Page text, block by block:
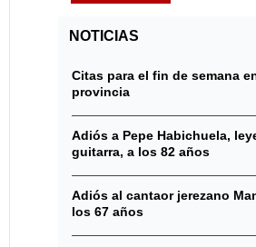
NOTICIAS
Citas para el fin de semana
provincia
Adiós a Pepe Habichuela,
guitarra, a los 82 años
Adiós al cantaor jerezano
los 67 años